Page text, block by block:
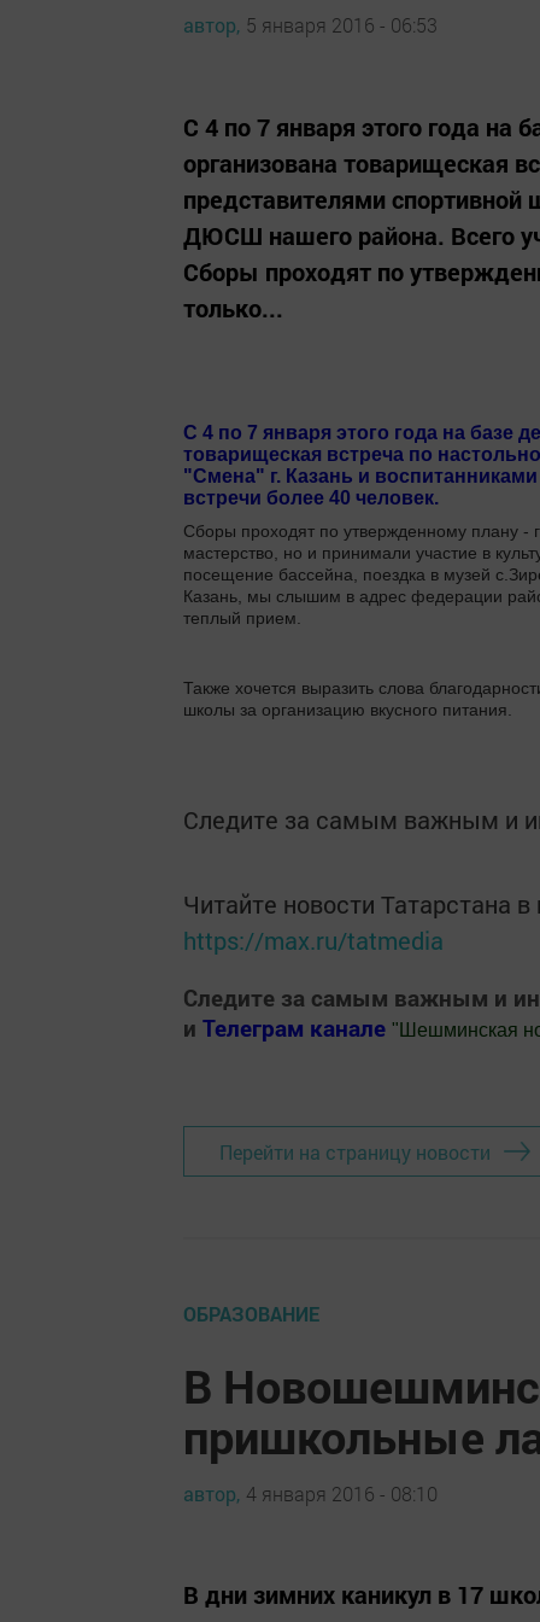
автор, 5 января 2016 - 06:53
С 4 по 7 января этого года
организована товарищеская
представителями
ДЮСШ нашего района. Всего
Сборы проходят по
только...
С 4 по 7 января этого года на базе
товарищеская встреча по
"Смена" г. Казань и
встречи более 40 человек.
Сборы проходят по утвержденному плану -
мастерство, но и принимали участие в
посещение бассейна, поездка в музей
Казань, мы слышим в адрес федерации
теплый прием.
Также хочется выразить слова
школы за организацию вкусного питания.
Следите за самым важным и
Читайте новости Татарстана
https://max.ru/tatmedia
Следите за самым важным и
и Телеграм канале " Шешминская
Перейти на страницу новости
ОБРАЗОВАНИЕ
В
пришкольные
автор, 4 января 2016 - 08:10
В дни зимних каникул в 17